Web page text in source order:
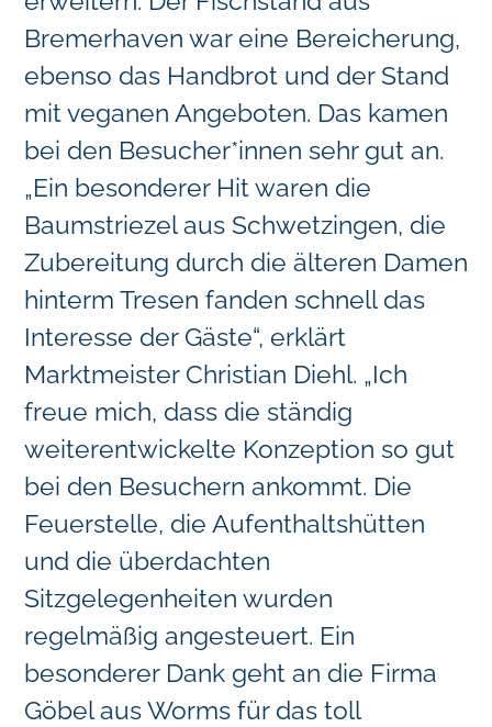
Bremerhaven war eine Bereicherung,
ebenso das Handbrot und der Stand
mit veganen Angeboten. Das kamen
bei den Besucher*innen sehr gut an.
„Ein besonderer Hit waren die
Baumstriezel aus Schwetzingen, die
Zubereitung durch die älteren Damen
hinterm Tresen fanden schnell das
Interesse der Gäste“, erklärt
Marktmeister Christian Diehl. „Ich
freue mich, dass die ständig
weiterentwickelte Konzeption so gut
bei den Besuchern ankommt. Die
Feuerstelle, die Aufenthaltshütten
und die überdachten
Sitzgelegenheiten wurden
regelmäßig angesteuert. Ein
besonderer Dank geht an die Firma
Göbel aus Worms für das toll